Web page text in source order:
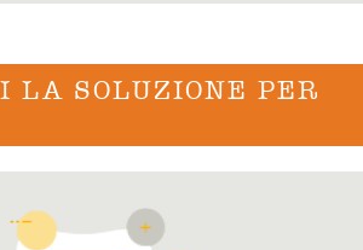
LA SOLUZIONE PER